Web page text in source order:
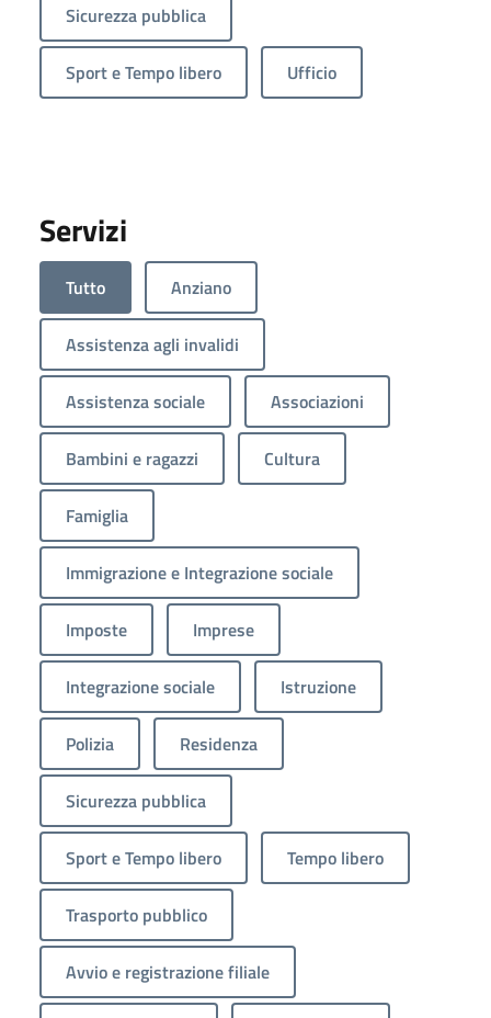
Sicurezza pubblica
Sport e Tempo libero Ufficio
Servizi
Tutto Anziano
Assistenza agli invalidi
Assistenza sociale Associazioni
Bambini e ragazzi Cultura
Famiglia
Immigrazione e Integrazione sociale
Imposte Imprese
Integrazione sociale Istruzione
Polizia Residenza
Sicurezza pubblica
Sport e Tempo libero Tempo libero
Trasporto pubblico
Avvio e registrazione filiale